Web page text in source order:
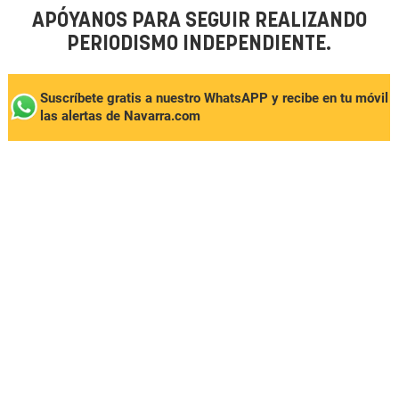
APÓYANOS PARA SEGUIR REALIZANDO
PERIODISMO INDEPENDIENTE.
Suscríbete gratis a nuestro WhatsAPP y recibe en tu móvil
las alertas de Navarra.com